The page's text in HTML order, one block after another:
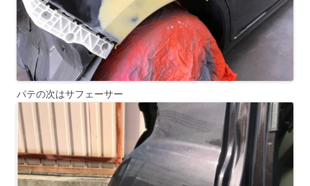
パテの次はサフェーサー